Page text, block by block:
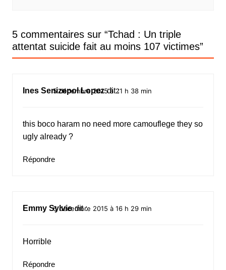
5 commentaires sur “Tchad : Un triple
attentat suicide fait au moins 107 victimes”
Ines Senizepol Lopez dit :
5 décembre 2015 à 21 h 38 min
this boco haram no need more camouflege they so
ugly already ?
Répondre
Emmy Sylvie dit :
6 décembre 2015 à 16 h 29 min
Horrible
Répondre